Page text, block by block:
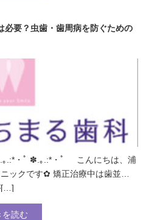
必要？虫歯・歯周病を防ぐための
.:*・ﾟ ✽.｡.:*・ﾟ こんにちは、浦
ックです✿ 矯正治療中は歯並び
[…]
を読む